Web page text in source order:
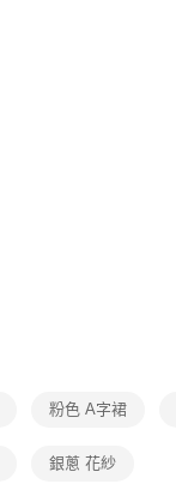
粉色 A字裙
銀蔥 花紗